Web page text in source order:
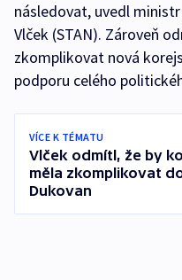
následovat, uvedl
Vlček (STAN). Zároveň
zkomplikovat nová
podporu celého
VÍCE K TÉMATU
Vlček odmítl, že by
měla zkomplikovat
Dukovan